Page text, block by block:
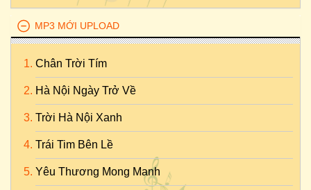
MP3 MỚI UPLOAD
Chân Trời Tím
Hà Nội Ngày Trở Về
Trời Hà Nội Xanh
Trái Tim Bên Lề
Yêu Thương Mong Manh